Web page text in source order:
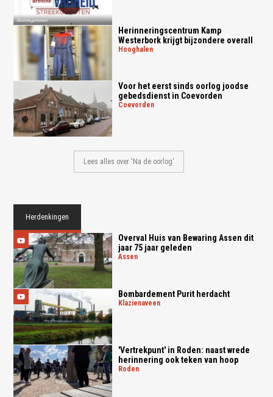
Herinneringscentrum Kamp
Westerbork krijgt bijzondere overall
hooghalen
Voor het eerst sinds oorlog joodse
gebedsdienst in Coevorden
coevorden
Lees alles over 'Na de oorlog'
Herdenkingen
Overval Huis van Bewaring Assen dit
jaar 75 jaar geleden
assen
Bombardement Purit herdacht
klazienaveen
'Vertrekpunt' in Roden: naast wrede
herinnering ook teken van hoop
roden